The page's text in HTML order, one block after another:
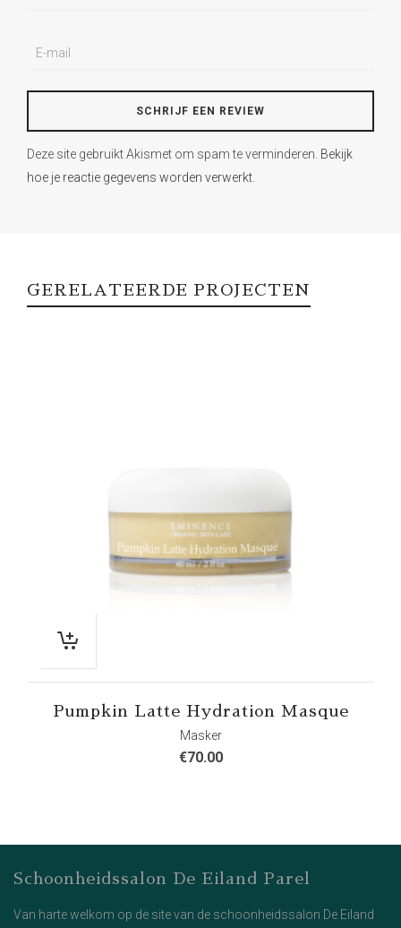
Deze site gebruikt Akismet om spam te verminderen. Bekijk
hoe je reactie gegevens worden verwerkt
GERELATEERDE PROJECTEN
Pumpkin Latte Hydration Masque
Masker
€70.00
Schoonheidssalon De Eiland Parel
Van harte welkom op de site van de schoonheidssalon De Eiland